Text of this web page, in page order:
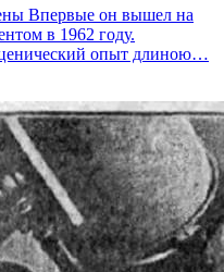
Впервые он вышел на
в 1962 году.
опыт длиною…